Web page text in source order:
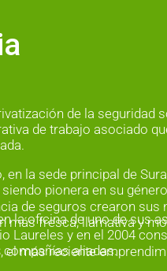
de la
de trabajo asociado
en la sede principal de
siendo pionera en su
la oficina de uno de sus
Laureles y en el 2004
aliadas.
de seguros crearon
más fresca, llamativa y
el más reciente